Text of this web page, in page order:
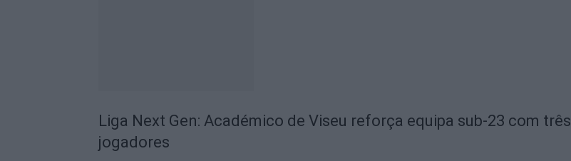
Liga Next Gen: Académico de Viseu reforça equipa sub-23 com três
jogadores